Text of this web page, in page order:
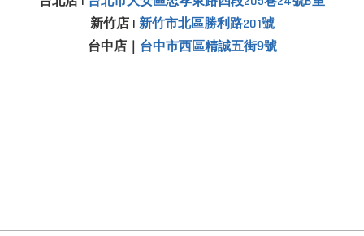
新竹店 | 新竹市北區勝利路201號
台中店｜ 台中市西區精誠五街9號